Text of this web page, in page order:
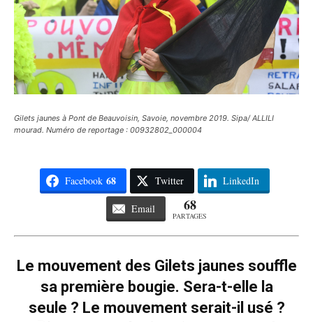
Gilets jaunes à Pont de Beauvoisin, Savoie, novembre 2019. Sipa/ ALLILI
mourad. Numéro de reportage : 00932802_000004
Facebook 68 Twitter LinkedIn
Email 68
PARTAGES
Le mouvement des Gilets jaunes souffle
sa première bougie. Sera-t-elle la
seule ? Le mouvement serait-il usé ?